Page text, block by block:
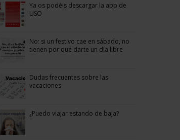
Ya os podéis descargar la app de
USO
No: si un festivo cae en sábado, no
tienen por qué darte un día libre
Dudas frecuentes sobre las
vacaciones
¿Puedo viajar estando de baja?